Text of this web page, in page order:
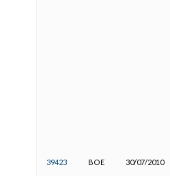
39423 BOE 30/07/2010